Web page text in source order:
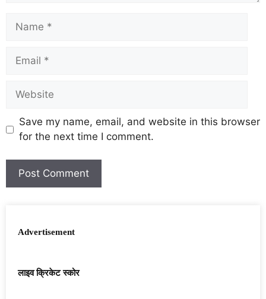
Save my name, email, and website in this browser
for the next time I comment.
Advertisement
लाइव क्रिकेट स्कोर